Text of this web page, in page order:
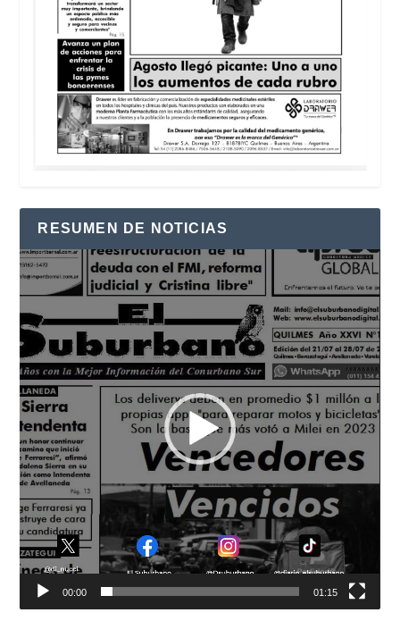
RESUMEN DE NOTICIAS
Reproductor
de
vídeo
00:00 01:15